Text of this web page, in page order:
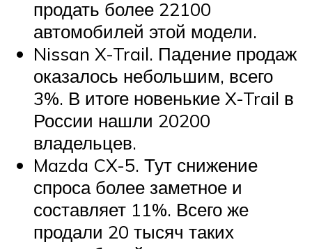
продать более 22100
автомобилей этой модели.
Nissan X-Trail. Падение продаж
оказалось небольшим, всего
3%. В итоге новенькие X-Trail в
России нашли 20200
владельцев.
Mazda CX-5. Тут снижение
спроса более заметное и
составляет 11%. Всего же
продали 20 тысяч таких